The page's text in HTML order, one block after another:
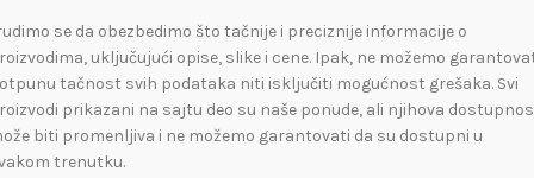
se da obezbedimo što tačnije i preciznije informacije o
uključujući opise, slike i cene. Ipak, ne možemo
tačnost svih podataka niti isključiti mogućnost grešaka. Svi
prikazani na sajtu deo su naše ponude, ali njihova
biti promenljiva i ne možemo garantovati da su dostupni u
trenutku.